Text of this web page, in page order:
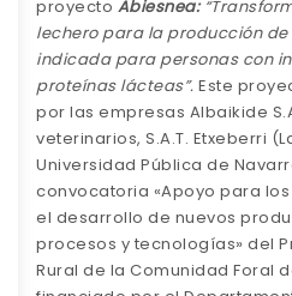
proyecto Abiesnea:
lechero para la producción
indicada para personas con
proteínas lácteas”. Este
por las empresas Albaikide
veterinarios, S.A.T. Etxeberri
Universidad Pública de
convocatoria «Apoyo para
el desarrollo de nuevos
procesos y tecnologías» del
Rural de la Comunidad Foral